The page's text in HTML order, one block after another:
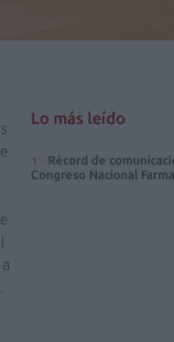
Lo más leído
Récord de
Congreso Nacional